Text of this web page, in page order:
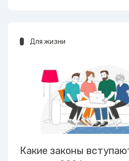
Для жизни
Какие законы